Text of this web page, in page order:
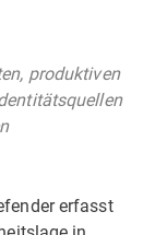
produktiven
erfasst